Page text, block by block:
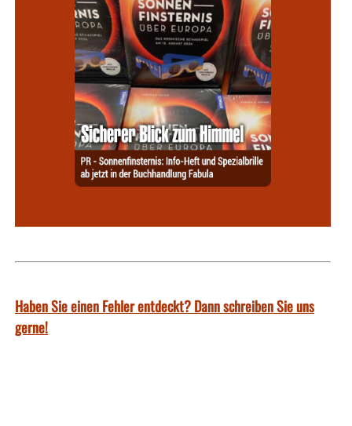
Haben Sie einen Fehler entdeckt? Dann schreiben Sie uns
gerne!